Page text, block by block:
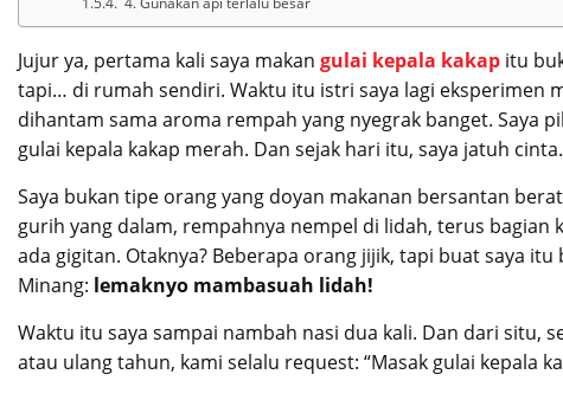
Jujur ya, pertama kali saya makan gulai kepala kakap itu
tapi… di rumah sendiri. Waktu itu istri saya lagi eksperimen
dihantam sama aroma rempah yang nyegrak banget. Saya
gulai kepala kakap merah. Dan sejak hari itu, saya jatuh cinta.
Saya bukan tipe orang yang doyan makanan bersantan
gurih yang dalam, rempahnya nempel di lidah, terus
ada gigitan. Otaknya? Beberapa orang jijik, tapi buat saya
Minang: lemaknyo mambasuah lidah!
Waktu itu saya sampai nambah nasi dua kali. Dan dari situ,
atau ulang tahun, kami selalu request: “Masak gulai kepala